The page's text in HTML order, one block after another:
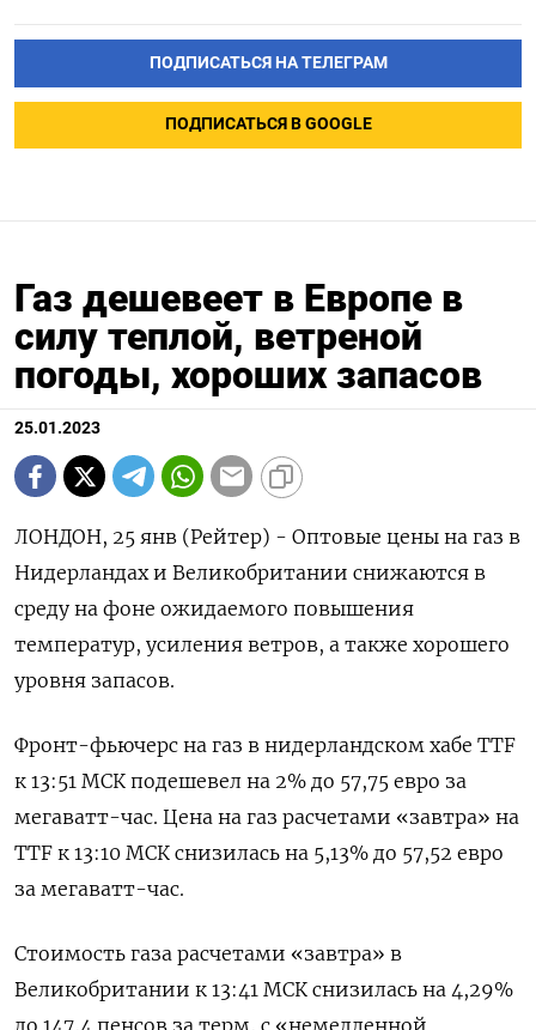
ПОДПИСАТЬСЯ НА ТЕЛЕГРАМ
ПОДПИСАТЬСЯ В GOOGLE
Газ дешевеет в Европе в
силу теплой, ветреной
погоды, хороших запасов
25.01.2023
ЛОНДОН, 25 янв (Рейтер) - Оптовые цены на газ в
Нидерландах и Великобритании снижаются в
среду на фоне ожидаемого повышения
температур, усиления ветров, а также хорошего
уровня запасов.
Фронт-фьючерс на газ в нидерландском хабе TTF
к 13:51 МСК подешевел на 2% до 57,75 евро за
мегаватт-час. Цена на газ расчетами «завтра» на
TTF к 13:10 МСК снизилась на 5,13% до 57,52 евро
за мегаватт-час.
Стоимость газа расчетами «завтра» в
Великобритании к 13:41 МСК снизилась на 4,29%